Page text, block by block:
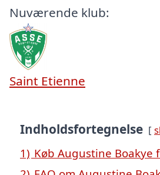
Nuværende klub:
Saint Etienne
Indholdsfortegnelse
1) Køb Augustine